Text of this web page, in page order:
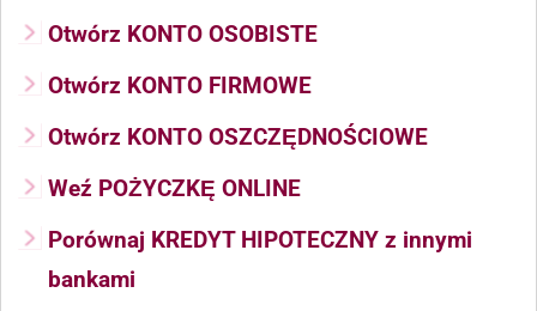
Otwórz KONTO OSOBISTE
Otwórz KONTO FIRMOWE
Otwórz KONTO OSZCZĘDNOŚCIOWE
Weź POŻYCZKĘ ONLINE
Porównaj KREDYT HIPOTECZNY z innymi
bankami